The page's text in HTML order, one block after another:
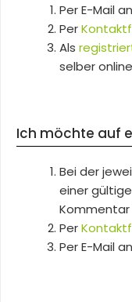
Per E-Mail
Per
Als
selber
Ich möchte auf
Bei der
einer
Kommentar
Per
Per E-Mail